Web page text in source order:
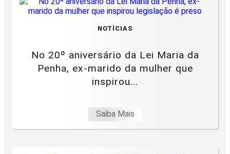
NOTÍCIAS
No 20º aniversário da Lei Maria da
Penha, ex-marido da mulher que
inspirou...
Saiba Mais